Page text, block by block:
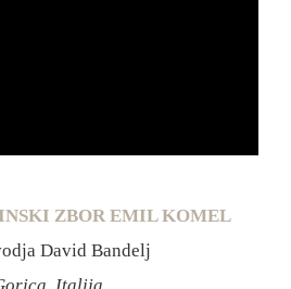
ZBOR EMIL KOMEL
David Bandelj